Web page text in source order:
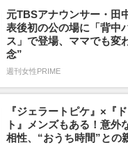
元TBSアナウンサー・田
表後初の公の場に「背中
ス」で登場、ママでも変
念”
週刊女性PRIME
『ジェラートピケ』×『
ト』メンズもある！意外
相性、“おうち時間”との